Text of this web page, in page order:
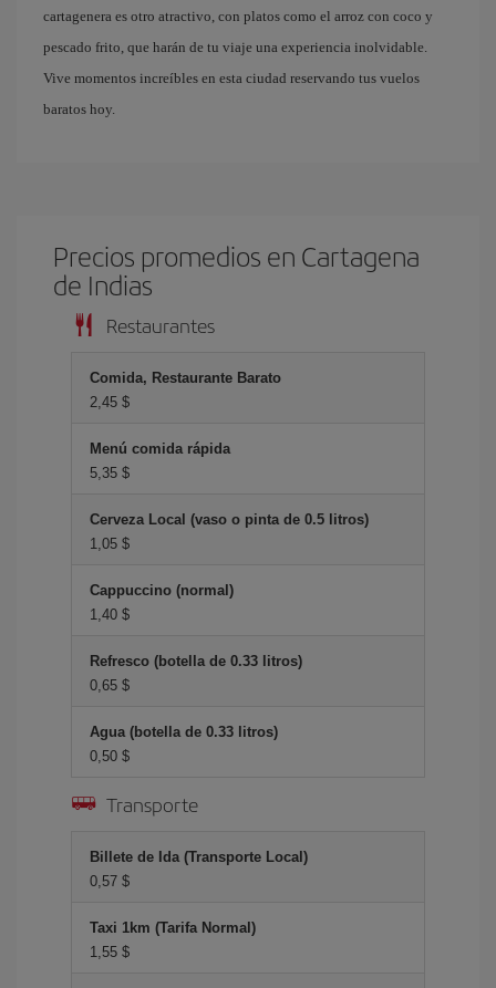
cartagenera es otro atractivo, con platos como el arroz con coco y
pescado frito, que harán de tu viaje una experiencia inolvidable.
Vive momentos increíbles en esta ciudad reservando tus vuelos
baratos hoy.
Precios promedios en Cartagena
de Indias
Restaurantes
Comida, Restaurante Barato
2,45 $
Menú comida rápida
5,35 $
Cerveza Local (vaso o pinta de 0.5 litros)
1,05 $
Cappuccino (normal)
1,40 $
Refresco (botella de 0.33 litros)
0,65 $
Agua (botella de 0.33 litros)
0,50 $
Transporte
Billete de Ida (Transporte Local)
0,57 $
Taxi 1km (Tarifa Normal)
1,55 $